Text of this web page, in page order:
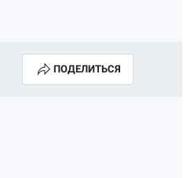
ПОДЕЛИТЬСЯ